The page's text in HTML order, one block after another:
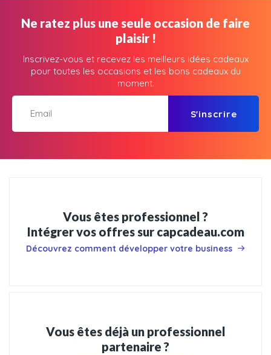
Ne ratez plus une seule occasion de faire
plaisir !
Inscrivez-vous et recevez les meilleurs idées cadeaux
pour toutes les occasions et les bons cadeaux du
moment.
S'inscrire
Vous êtes professionnel ?
Intégrer vos offres sur capcadeau.com
Découvrez comment développer votre business
Vous êtes déjà un professionnel
partenaire ?